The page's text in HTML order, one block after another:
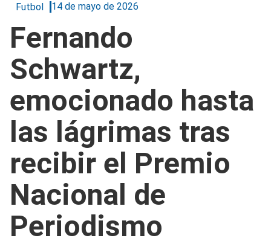
Futbol 14 de mayo de 2026
Fernando
Schwartz,
emocionado hasta
las lágrimas tras
recibir el Premio
Nacional de
Periodismo